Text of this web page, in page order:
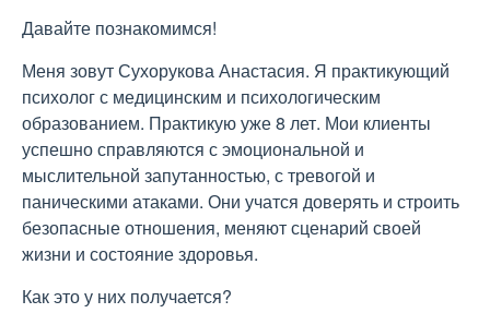
Давайте познакомимся!
Меня зовут Сухорукова Анастасия. Я практикующий
психолог с медицинским и психологическим
образованием. Практикую уже 8 лет. Мои клиенты
успешно справляются с эмоциональной и
мыслительной запутанностью, с тревогой и
паническими атаками. Они учатся доверять и строить
безопасные отношения, меняют сценарий своей
жизни и состояние здоровья.
Как это у них получается?